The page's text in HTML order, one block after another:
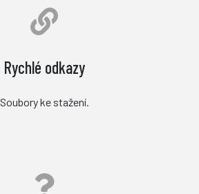
Rychlé odkazy
Soubory ke stažení.